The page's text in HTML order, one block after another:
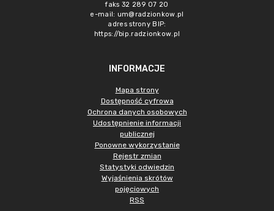
faks 32 289 07 20
e-mail: um@radzionkow.pl
adres strony BIP:
https://bip.radzionkow.pl
INFORMACJE
Mapa strony
Dostępność cyfrowa
Ochrona danych osobowych
Udostępnienie informacji
publicznej
Ponowne wykorzystanie
Rejestr zmian
Statystyki odwiedzin
Wyjaśnienia skrótów
pojęciowych
RSS